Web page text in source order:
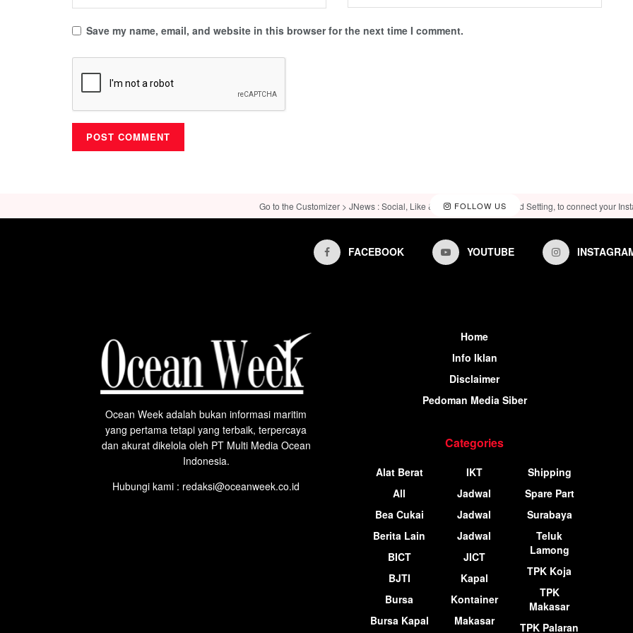
Save my name, email, and website in this browser for the next time I comment.
FOLLOW US
Go to the Customizer > JNews : Social, Like & View > Instagram Feed Setting, to connect your
FACEBOOK YOUTUBE
Ocean Week adalah bukan informasi maritim
yang pertama tetapi yang terbaik, terpercaya
dan akurat dikelola oleh PT Multi Media Ocean
Indonesia.
Hubungi kami : redaksi@oceanweek.co.id
Home
Info Iklan
Disclaimer
Pedoman Media Siber
Categories
Alat Berat
All
Bea Cukai
Berita Lain
BICT
BJTI
Bursa
Bursa Kapal
IKT
Jadwal
Jadwal
Jadwal
JICT
Kapal
Kontainer
Makasar
Shipping
Spare Part
Surabaya
Teluk
Lamong
TPK Koja
TPK
Makasar
TPK Palaran